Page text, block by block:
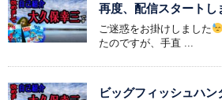
再度、配信スタートし
ご迷惑をお掛けしました
たのですが、手直 ...
ビッグフィッシュハ